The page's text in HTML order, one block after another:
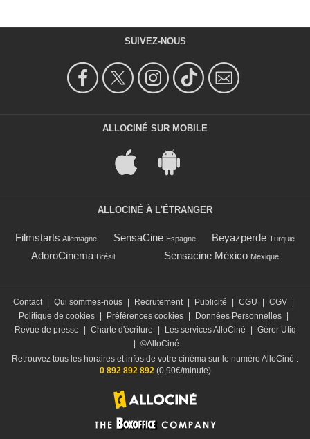
SUIVEZ-NOUS
ALLOCINÉ SUR MOBILE
ALLOCINÉ À L'ÉTRANGER
Filmstarts Allemagne SensaCine Espagne Beyazperde Turquie
AdoroCinema Brésil Sensacine México Mexique
Contact Qui sommes-nous Recrutement Publicité CGU CGV
Politique de cookies
Préférences cookies Données Personnelles
Revue de presse
Charte d'écriture Les services AlloCiné
Gérer Utiq
©AlloCiné
Retrouvez tous les horaires et infos de votre cinéma sur le numéro AlloCiné :
0 892 892 892(0,90€/minute)